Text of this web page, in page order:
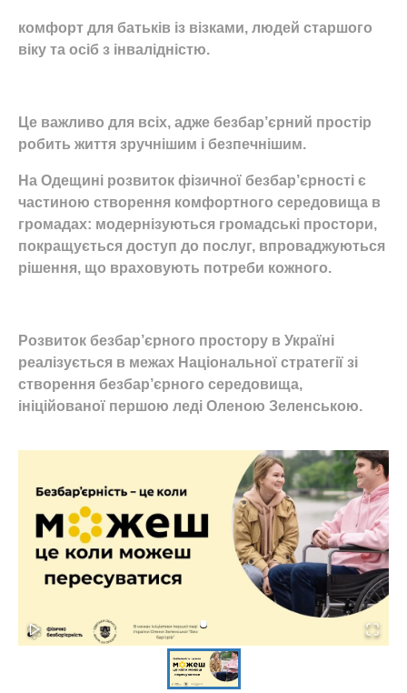
комфорт для батьків із візками, людей старшого
віку та осіб з інвалідністю.
Це важливо для всіх, адже безбар’єрний простір
робить життя зручнішим і безпечнішим.
На Одещині розвиток фізичної безбар’єрності є
частиною створення комфортного середовища в
громадах: модернізуються громадські простори,
покращується доступ до послуг, впроваджуються
рішення, що враховують потреби кожного.
Розвиток безбар’єрного простору в Україні
реалізується в межах Національної стратегії зі
створення безбар’єрного середовища,
ініційованої першою леді Оленою Зеленською.